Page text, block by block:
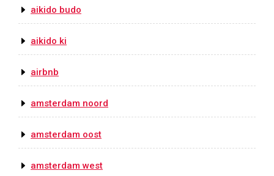
aikido budo
aikido ki
airbnb
amsterdam noord
amsterdam oost
amsterdam west